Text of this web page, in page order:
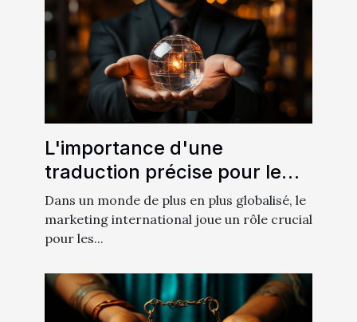
L'importance d'une
traduction précise pour le
marketing international
Dans un monde de plus en plus globalisé, le
marketing international joue un rôle crucial
pour les...